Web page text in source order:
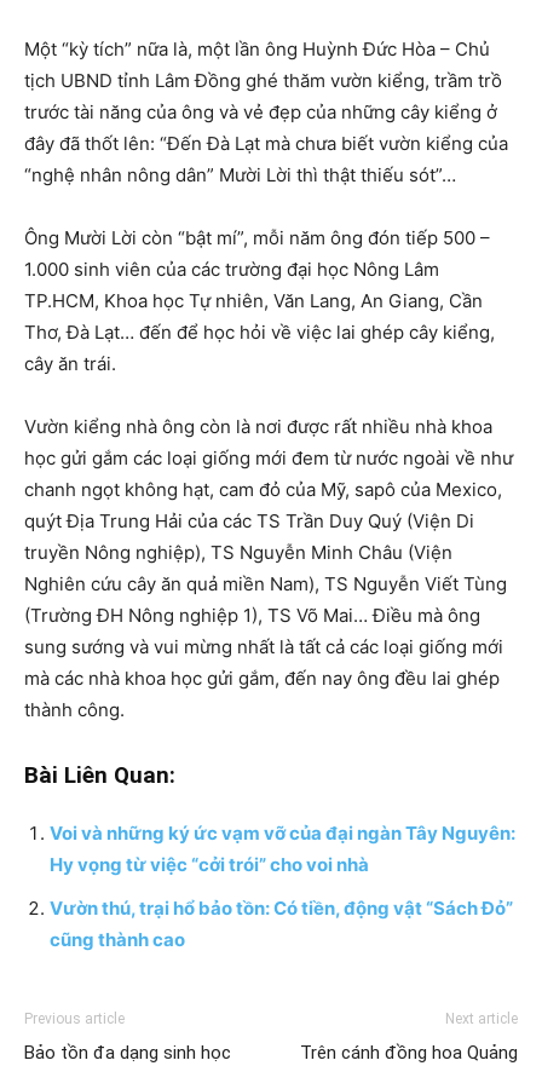
Một “kỳ tích” nữa là, một lần ông Huỳnh Đức Hòa – Chủ
tịch UBND tỉnh Lâm Đồng ghé thăm vườn kiểng, trầm trồ
trước tài năng của ông và vẻ đẹp của những cây kiểng ở
đây đã thốt lên: “Đến Đà Lạt mà chưa biết vườn kiểng của
“nghệ nhân nông dân” Mười Lời thì thật thiếu sót”…
Ông Mười Lời còn “bật mí”, mỗi năm ông đón tiếp 500 –
1.000 sinh viên của các trường đại học Nông Lâm
TP.HCM, Khoa học Tự nhiên, Văn Lang, An Giang, Cần
Thơ, Đà Lạt… đến để học hỏi về việc lai ghép cây kiểng,
cây ăn trái.
Vườn kiểng nhà ông còn là nơi được rất nhiều nhà khoa
học gửi gắm các loại giống mới đem từ nước ngoài về như
chanh ngọt không hạt, cam đỏ của Mỹ, sapô của Mexico,
quýt Địa Trung Hải của các TS Trần Duy Quý (Viện Di
truyền Nông nghiệp), TS Nguyễn Minh Châu (Viện
Nghiên cứu cây ăn quả miền Nam), TS Nguyễn Viết Tùng
(Trường ĐH Nông nghiệp 1), TS Võ Mai… Điều mà ông
sung sướng và vui mừng nhất là tất cả các loại giống mới
mà các nhà khoa học gửi gắm, đến nay ông đều lai ghép
thành công.
Bài Liên Quan:
Voi và những ký ức vạm vỡ của đại ngàn Tây Nguyên:
Hy vọng từ việc “cởi trói” cho voi nhà
Vườn thú, trại hổ bảo tồn: Có tiền, động vật “Sách Đỏ”
cũng thành cao
Previous article
Bảo tồn đa dạng sinh học
Next article
Trên cánh đồng hoa Quảng